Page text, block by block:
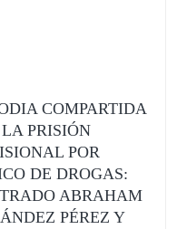
COMPARTIDA
PRISIÓN
POR
DE DROGAS:
ABRAHAM
PÉREZ Y